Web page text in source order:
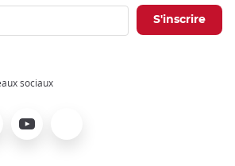
sociaux
Youtube